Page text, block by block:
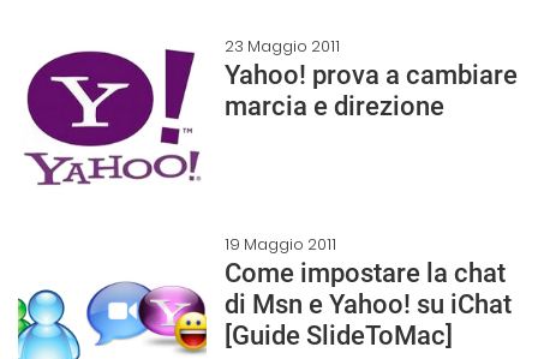
23 Maggio 2011
Yahoo! prova a cambiare
marcia e direzione
19 Maggio 2011
Come impostare la chat
di Msn e Yahoo! su iChat
[Guide SlideToMac]